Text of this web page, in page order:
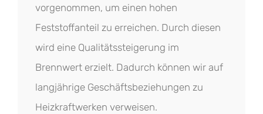
vorgenommen, um einen hohen
Feststoffanteil zu erreichen. Durch diesen
wird eine Qualitätssteigerung im
Brennwert erzielt. Dadurch können wir auf
langjährige Geschäftsbeziehungen zu
Heizkraftwerken verweisen.